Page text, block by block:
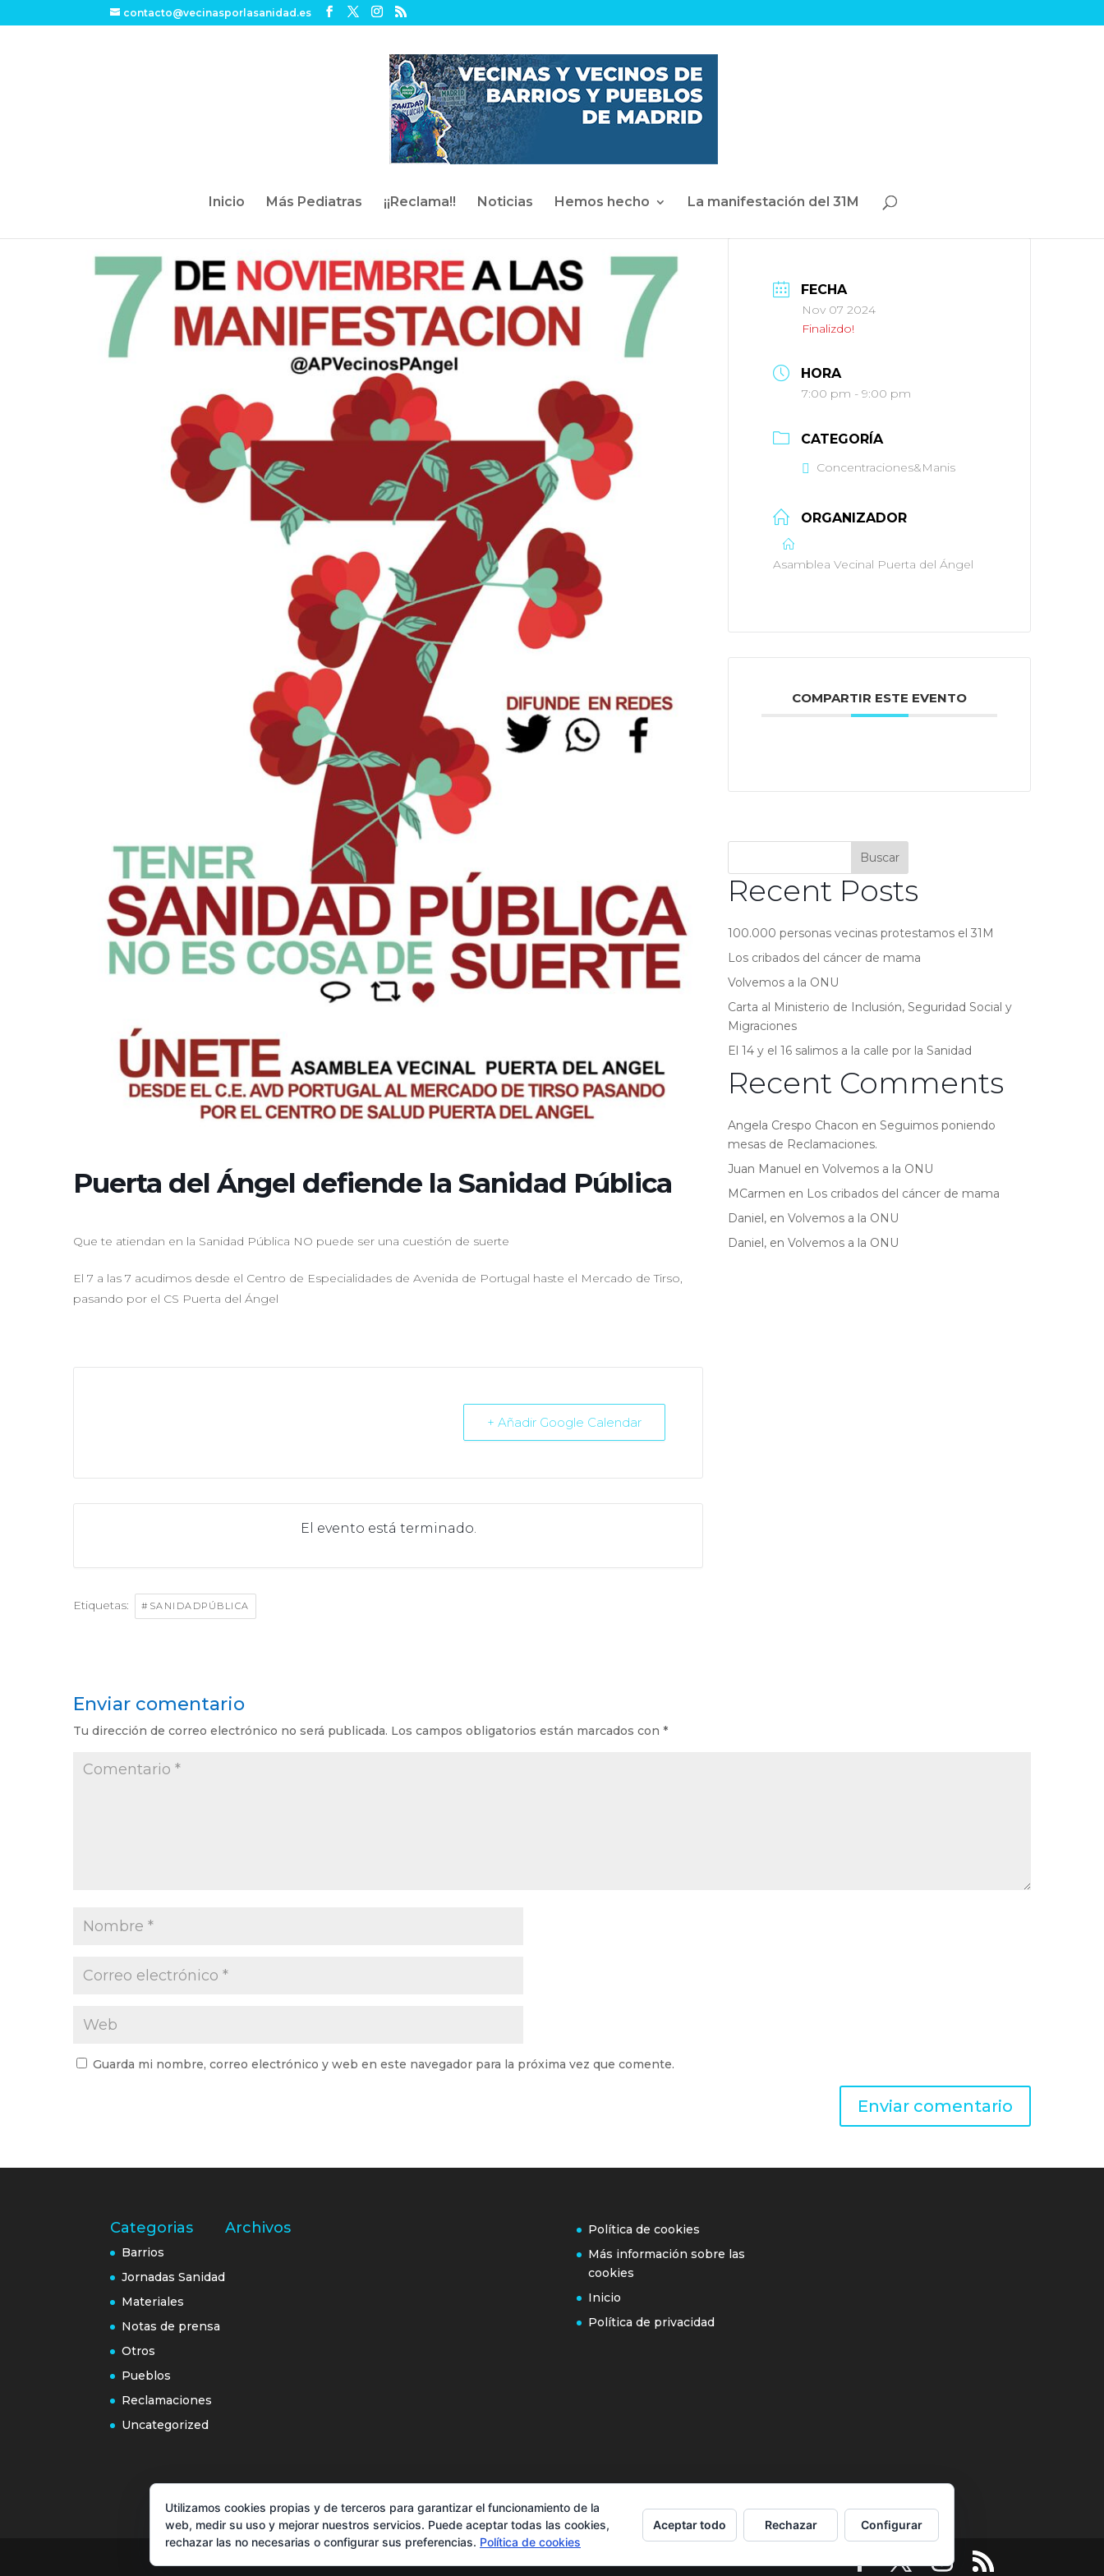
contacto@vecinasporlasanidad.es
Inicio Más Pediatras ¡¡Reclama!! Noticias Hemos hecho La manifestación del 31M
Puerta del Ángel defiende la Sanidad Pública
Que te atiendan en la Sanidad Pública NO puede ser una cuestión de suerte
El 7 a las 7 acudimos desde el Centro de Especialidades de Avenida de Portugal haste el Mercado de Tirso,
pasando por el CS Puerta del Ángel
+ Añadir Google Calendar
El evento está terminado.
Etiquetas: #SANIDADPÚBLICA
FECHA
Nov 07 2024
Finalizdo!
HORA
7:00 pm - 9:00 pm
CATEGORÍA
Concentraciones&Manis
ORGANIZADOR
Asamblea Vecinal Puerta del Ángel
COMPARTIR ESTE EVENTO
Buscar
Recent Posts
100.000 personas vecinas protestamos el 31M
Los cribados del cáncer de mama
Volvemos a la ONU
Carta al Ministerio de Inclusión, Seguridad Social y
Migraciones
El 14 y el 16 salimos a la calle por la Sanidad
Recent Comments
Angela Crespo Chacon enSeguimos poniendo
mesas de Reclamaciones.
Juan Manuel enVolvemos a la ONU
MCarmen en Los cribados del cáncer de mama
Daniel, enVolvemos a la ONU
Daniel, enVolvemos a la ONU
Enviar comentario
Tu dirección de correo electrónico no será publicada. Los campos obligatorios están marcados con *
Guarda mi nombre, correo electrónico y web en este navegador para la próxima vez que comente.
Categorias
Barrios
Jornadas Sanidad
Materiales
Notas de prensa
Otros
Pueblos
Reclamaciones
Uncategorized
Archivos
Política de cookies
Más información sobre las
cookies
Inicio
Política de privacidad
Utilizamos cookies propias y de terceros para garantizar el funcionamiento de la
web, medir su uso y mejorar nuestros servicios. Puede aceptar todas las cookies,
rechazar las no necesarias o configurar sus preferencias. Política de cookies
Aceptar todo Rechazar Configurar